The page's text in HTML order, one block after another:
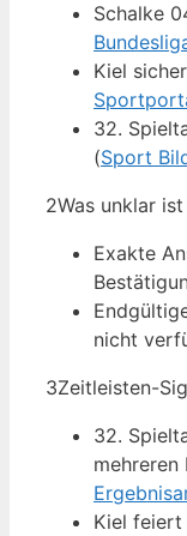
Schalke
Kiel
32.
(Sport
2Was unklar ist
Exakte
nicht
3Zeitleisten-
32.
mehreren
Kiel feiert